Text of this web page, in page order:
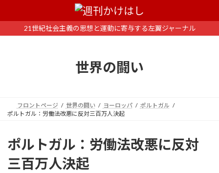
ン
ー
21世紀社会主義の思想と運動に寄与する左翼ジャーナル
世界の闘い
フロントページ 世界の闘い ヨーロッパ
ポルトガル
ポルトガル：労働法改悪に反対三百万人決起
ポルトガル：労働法改悪に反対
三百万人決起